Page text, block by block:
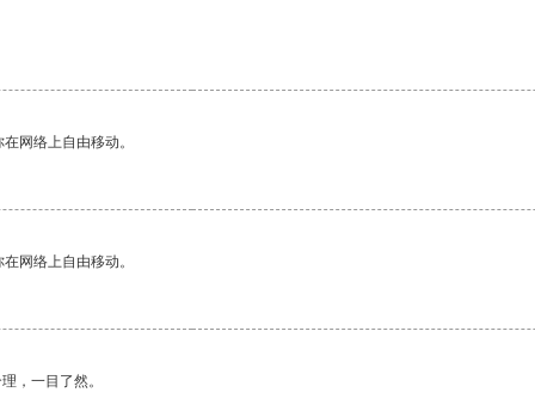
网络上自由移动。
网络上自由移动。
，一目了然。